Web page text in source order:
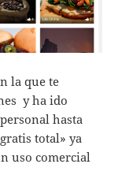
la que te
y ha ido
hasta
total» ya
uso comercial